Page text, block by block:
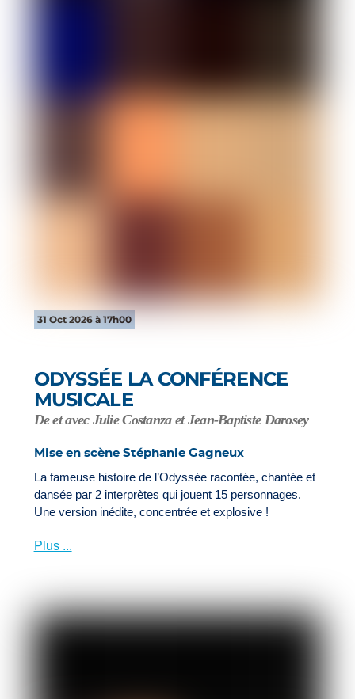
31 Oct 2026 à 17h00
ODYSSÉE LA CONFÉRENCE
MUSICALE
De et avec Julie Costanza et Jean-Baptiste Darosey
Mise en scène Stéphanie Gagneux
La fameuse histoire de l’Odyssée racontée, chantée et
dansée par 2 interprètes qui jouent 15 personnages.
Une version inédite, concentrée et explosive !
Plus ...